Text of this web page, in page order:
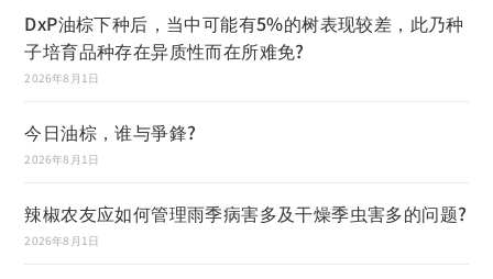
DxP油棕下种后，当中可能有5%的树表现较差，此乃种
子培育品种存在异质性而在所难免?
2026年8月1日
今日油棕，谁与爭鋒?
2026年8月1日
辣椒农友应如何管理雨季病害多及干燥季虫害多的问题?
2026年8月1日